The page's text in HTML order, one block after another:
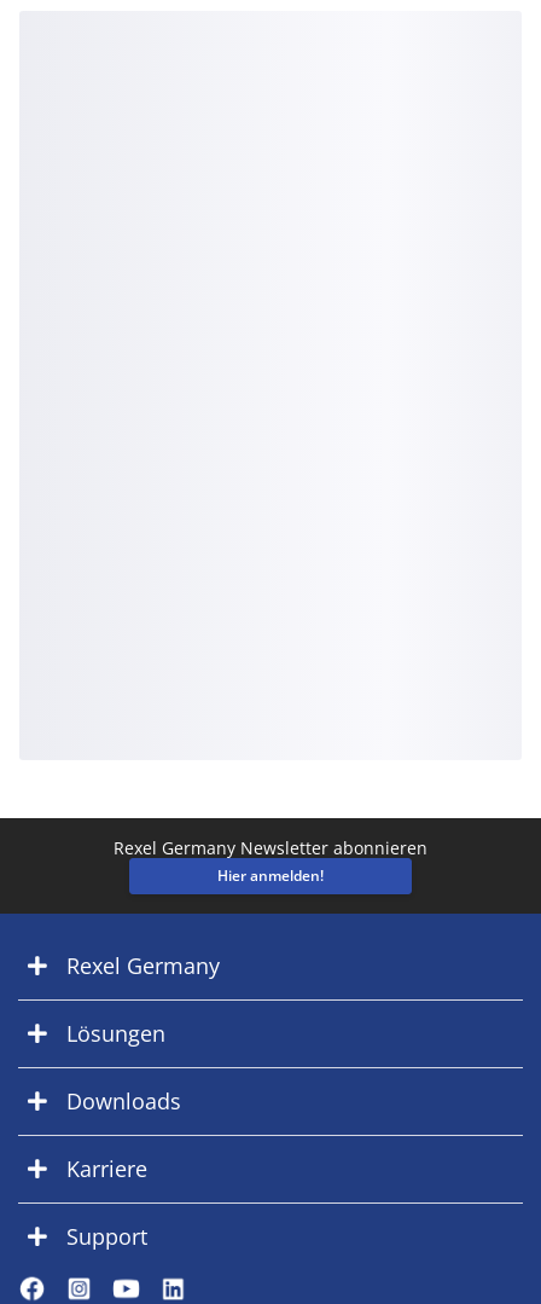
Rexel Germany Newsletter abonnieren
Hier anmelden!
Rexel Germany
Lösungen
Downloads
Karriere
Support